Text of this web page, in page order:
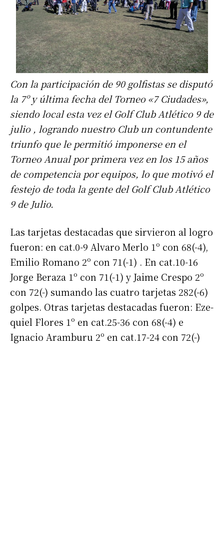
Con la participación de 90 golfistas se disputó
la 7º y última fecha del Torneo «7 Ciudades»,
siendo local esta vez el Golf Club Atlético 9 de
julio , logrando nuestro Club un contundente
triunfo que le permitió imponerse en el
Torneo Anual por primera vez en los 15 años
de competencia por equipos, lo que motivó el
festejo de toda la gente del Golf Club Atlético
9 de Julio.
Las tarjetas destacadas que sirvieron al logro
fueron: en cat.0-9 Alvaro Merlo 1º con 68(-4),
Emilio Romano 2º con 71(-1) . En cat.10-16
Jorge Beraza 1º con 71(-1) y Jaime Crespo 2º
con 72(-) sumando las cuatro tarjetas 282(-6)
golpes. Otras tarjetas destacadas fueron: Eze-
quiel Flores 1º en cat.25-36 con 68(-4) e
Ignacio Aramburu 2º en cat.17-24 con 72(-)